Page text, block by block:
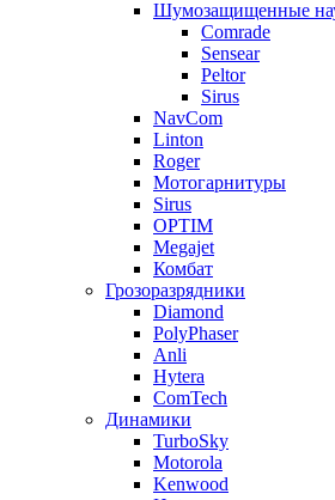
Шумозащищенные
Comrade
Sensear
Peltor
Sirus
NavCom
Linton
Roger
Мотогарнитуры
Sirus
OPTIM
Megajet
Комбат
Грозоразрядники
Diamond
PolyPhaser
Anli
Hytera
ComTech
Динамики
TurboSky
Motorola
Kenwood